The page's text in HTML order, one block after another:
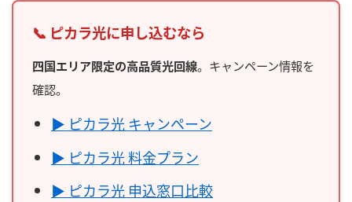
📞 ピカラ光に申し込むなら
四国エリア限定の高品質光回線。キャンペーン情報を
確認。
▶ ピカラ光 キャンペーン
▶ ピカラ光 料金プラン
▶ ピカラ光 申込窓口比較